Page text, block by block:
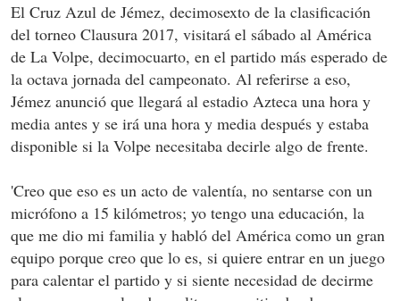
El Cruz Azul de Jémez, decimosexto de la clasificación
del torneo Clausura 2017, visitará el sábado al América
de La Volpe, decimocuarto, en el partido más esperado de
la octava jornada del campeonato. Al referirse a eso,
Jémez anunció que llegará al estadio Azteca una hora y
media antes y se irá una hora y media después y estaba
disponible si la Volpe necesitaba decirle algo de frente.
'Creo que eso es un acto de valentía, no sentarse con un
micrófono a 15 kilómetros; yo tengo una educación, la
que me dio mi familia y habló del América como un gran
equipo porque creo que lo es, si quiere entrar en un juego
para calentar el partido y si siente necesidad de decirme